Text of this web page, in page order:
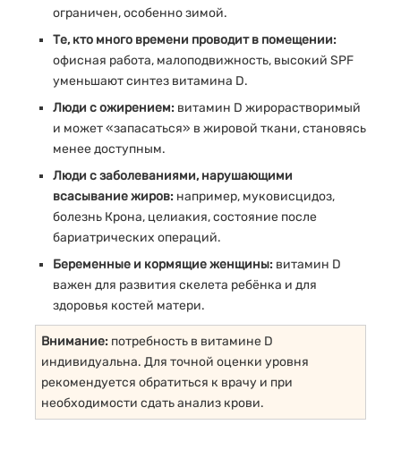
ограничен, особенно зимой.
Те, кто много времени проводит в помещении:
офисная работа, малоподвижность, высокий SPF
уменьшают синтез витамина D.
Люди с ожирением: витамин D жирорастворимый
и может «запасаться» в жировой ткани, становясь
менее доступным.
Люди с заболеваниями, нарушающими
всасывание жиров: например, муковисцидоз,
болезнь Крона, целиакия, состояние после
бариатрических операций.
Беременные и кормящие женщины: витамин D
важен для развития скелета ребёнка и для
здоровья костей матери.
Внимание: потребность в витамине D
индивидуальна. Для точной оценки уровня
рекомендуется обратиться к врачу и при
необходимости сдать анализ крови.